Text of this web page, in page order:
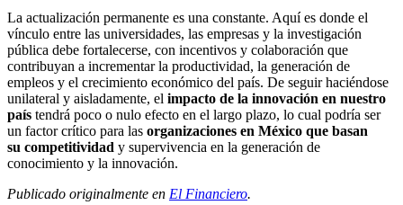
La actualización permanente es una constante. Aquí es donde el
vínculo entre las universidades, las empresas y la investigación
pública debe fortalecerse, con incentivos y colaboración que
contribuyan a incrementar la productividad, la generación de
empleos y el crecimiento económico del país. De seguir haciéndose
unilateral y aisladamente, el impacto de la innovación en nuestro
país tendrá poco o nulo efecto en el largo plazo, lo cual podría ser
un factor crítico para las organizaciones en México que basan
su competitividad y supervivencia en la generación de
conocimiento y la innovación.
Publicado originalmente en El Financiero.